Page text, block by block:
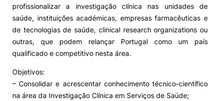
profissionalizar a investigação clínica nas unidades de
saúde, instituições académicas, empresas farmacêuticas e
de tecnologias de saúde, clinical research organizations ou
outras, que podem relançar Portugal como um país
qualificado e competitivo nesta área.
Objetivos:
– Consolidar e acrescentar conhecimento técnico-científico
na área da Investigação Clínica em Serviços de Saúde;